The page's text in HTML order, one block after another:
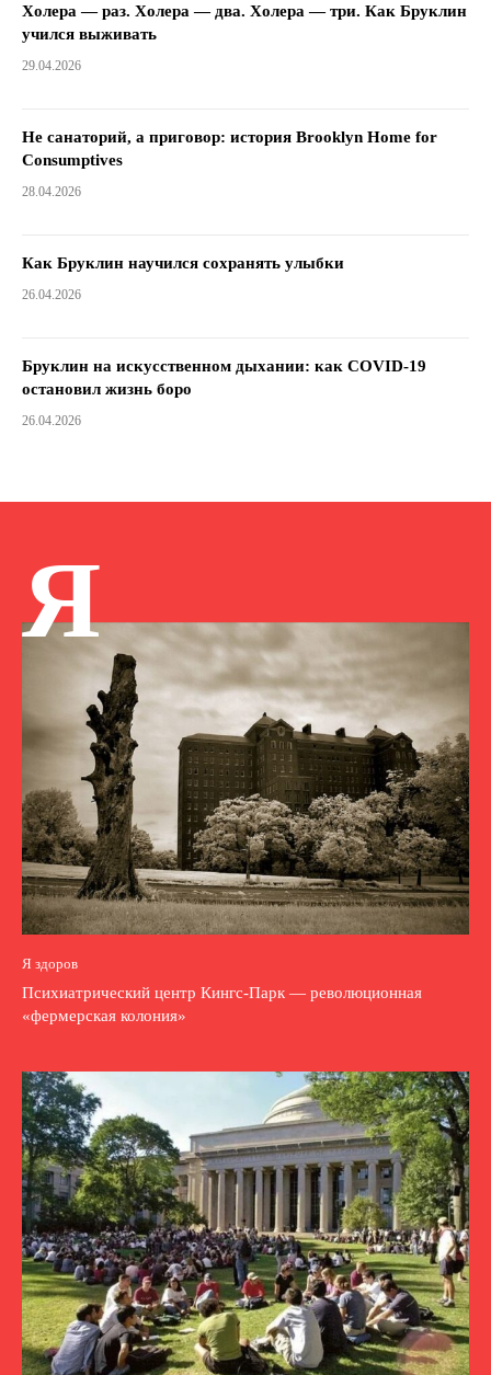
Холера — раз. Холера — два. Холера — три. Как Бруклин
учился выживать
29.04.2026
Не санаторий, а приговор: история Brooklyn Home for
Consumptives
28.04.2026
Как Бруклин научился сохранять улыбки
26.04.2026
Бруклин на искусственном дыхании: как COVID-19
остановил жизнь боро
26.04.2026
Я
Я здоров
Психиатрический центр Кингс-Парк — революционная
«фермерская колония»